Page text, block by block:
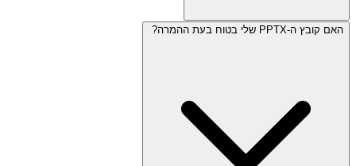
האם קובץ ה-PPTX שלי בטוח בעת ההמרה?